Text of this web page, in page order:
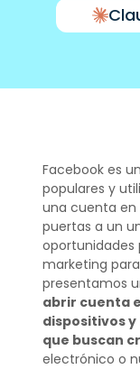
Facebook es
populares y
una cuenta
puertas a un
oportunidades
marketing
presentamos
abrir cuenta
dispositivos
que buscan
electrónico o